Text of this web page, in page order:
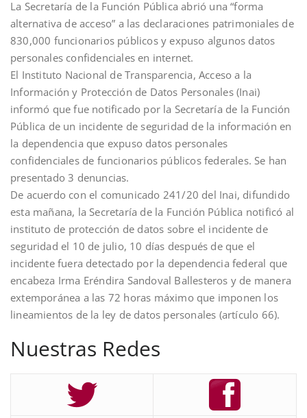
La Secretaría de la Función Pública abrió una “forma
alternativa de acceso” a las declaraciones patrimoniales de
830,000 funcionarios públicos y expuso algunos datos
personales confidenciales en internet.
El Instituto Nacional de Transparencia, Acceso a la
Información y Protección de Datos Personales (Inai)
informó que fue notificado por la Secretaría de la Función
Pública de un incidente de seguridad de la información en
la dependencia que expuso datos personales
confidenciales de funcionarios públicos federales. Se han
presentado 3 denuncias.
De acuerdo con el comunicado 241/20 del Inai, difundido
esta mañana, la Secretaría de la Función Pública notificó al
instituto de protección de datos sobre el incidente de
seguridad el 10 de julio, 10 días después de que el
incidente fuera detectado por la dependencia federal que
encabeza Irma Eréndira Sandoval Ballesteros y de manera
extemporánea a las 72 horas máximo que imponen los
lineamientos de la ley de datos personales (artículo 66).
Nuestras Redes